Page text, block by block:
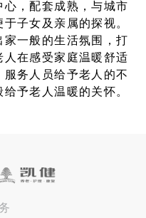
，配套成熟，与城市
子女及亲属的探视。
一般的生活氛围，打
在感受家庭温暖舒适
务人员给予老人的不
予老人温暖的关怀。